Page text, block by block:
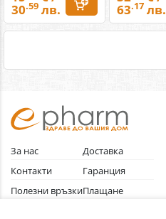
30.59 лв.
63.17лв.
За нас
Контакти
Полезни връзки
Доставка
Гаранция
Плащане